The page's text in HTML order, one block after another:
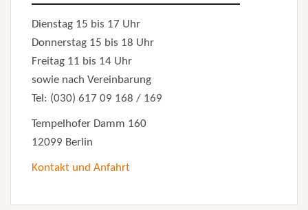
Dienstag 15 bis 17 Uhr
Donnerstag 15 bis 18 Uhr
Freitag 11 bis 14 Uhr
sowie nach Vereinbarung
Tel: (030) 617 09 168 / 169
Tempelhofer Damm 160
12099 Berlin
Kontakt und Anfahrt